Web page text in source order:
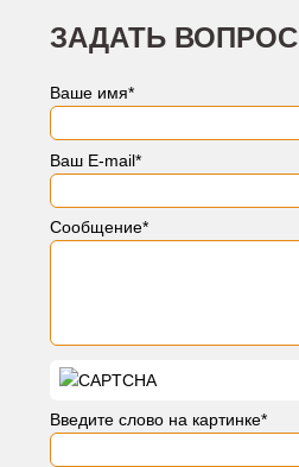
ЗАДАТЬ ВОПРОС
Ваше имя*
Ваш E-mail*
Сообщение*
Введите слово на картинке*